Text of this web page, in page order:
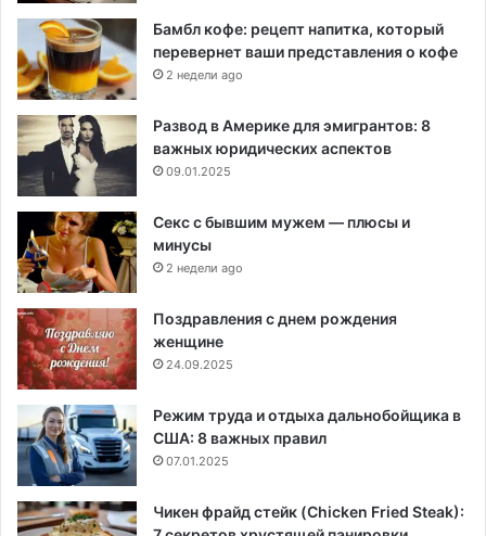
Бамбл кофе: рецепт напитка, который
перевернет ваши представления о кофе
2 недели ago
Развод в Америке для эмигрантов: 8
важных юридических аспектов
09.01.2025
Секс с бывшим мужем — плюсы и
минусы
2 недели ago
Поздравления с днем рождения
женщине
24.09.2025
Режим труда и отдыха дальнобойщика в
США: 8 важных правил
07.01.2025
Чикен фрайд стейк (Chicken Fried Steak):